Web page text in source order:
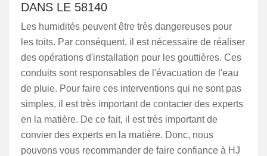
DANS LE 58140
Les humidités peuvent être très dangereuses pour
les toits. Par conséquent, il est nécessaire de réaliser
des opérations d'installation pour les gouttières. Ces
conduits sont responsables de l'évacuation de l'eau
de pluie. Pour faire ces interventions qui ne sont pas
simples, il est très important de contacter des experts
en la matière. De ce fait, il est très important de
convier des experts en la matière. Donc, nous
pouvons vous recommander de faire confiance à HJ